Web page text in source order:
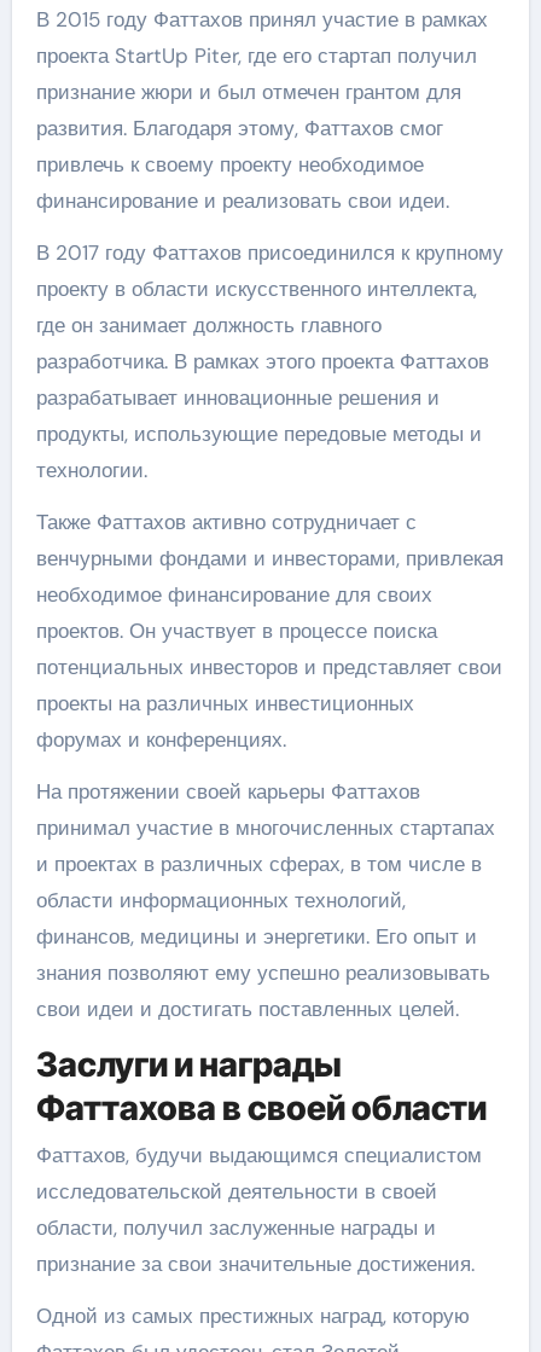
В 2015 году Фаттахов принял участие в рамках
проекта StartUp Piter, где его стартап получил
признание жюри и был отмечен грантом для
развития. Благодаря этому, Фаттахов смог
привлечь к своему проекту необходимое
финансирование и реализовать свои идеи.
В 2017 году Фаттахов присоединился к крупному
проекту в области искусственного интеллекта,
где он занимает должность главного
разработчика. В рамках этого проекта Фаттахов
разрабатывает инновационные решения и
продукты, использующие передовые методы и
технологии.
Также Фаттахов активно сотрудничает с
венчурными фондами и инвесторами, привлекая
необходимое финансирование для своих
проектов. Он участвует в процессе поиска
потенциальных инвесторов и представляет свои
проекты на различных инвестиционных
форумах и конференциях.
На протяжении своей карьеры Фаттахов
принимал участие в многочисленных стартапах
и проектах в различных сферах, в том числе в
области информационных технологий,
финансов, медицины и энергетики. Его опыт и
знания позволяют ему успешно реализовывать
свои идеи и достигать поставленных целей.
Заслуги и награды
Фаттахова в своей области
Фаттахов, будучи выдающимся специалистом
исследовательской деятельности в своей
области, получил заслуженные награды и
признание за свои значительные достижения.
Одной из самых престижных наград, которую